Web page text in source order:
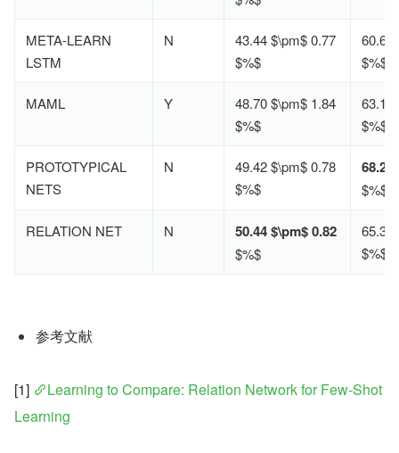
META-LEARN
LSTM
N
43.44 $\pm$ 0.77
$%$
60.60
$%$
MAML Y
48.70 $\pm$ 1.84
$%$
63.11
$%$
PROTOTYPICAL
NETS
N
49.42 $\pm$ 0.78
$%$
68.20
$%$
RELATION NET N 50.44 $\pm$ 0.82
$%$
65.32
$%$
参考文献
[1]
Learning to Compare: Relation Network for Few-Shot
Learning